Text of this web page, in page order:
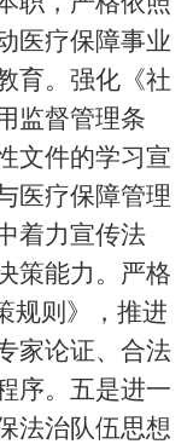
医疗保障事业
育。强化《社
监督管理条
文件的学习宣
医疗保障管理
着力宣传法
策能力。严格
规则 》，推进
家论证、合法
序。五是进一
法治队伍思想